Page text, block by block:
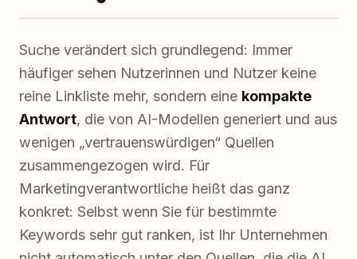
Suche verändert sich grundlegend: Immer
häufiger sehen Nutzerinnen und Nutzer keine
reine Linkliste mehr, sondern eine kompakte
Antwort, die von AI-Modellen generiert und aus
wenigen „vertrauenswürdigen“ Quellen
zusammengezogen wird. Für
Marketingverantwortliche heißt das ganz
konkret: Selbst wenn Sie für bestimmte
Keywords sehr gut ranken, ist Ihr Unternehmen